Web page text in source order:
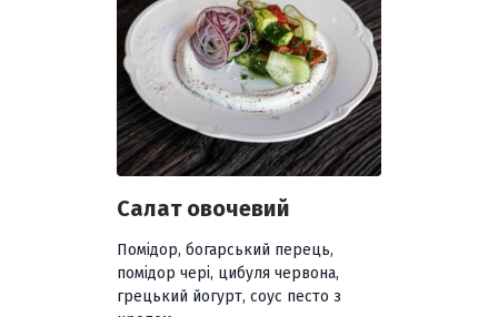
Салат овочевий
Помідор, богарський перець,
помідор чері, цибуля червона,
грецький йогурт, соус песто з